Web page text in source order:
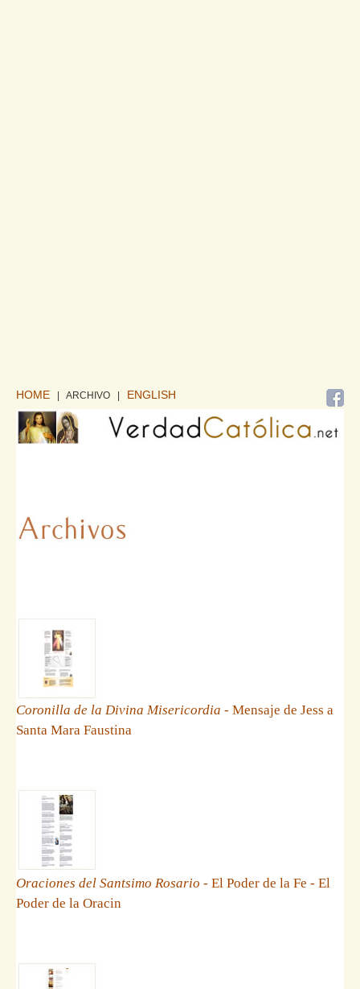
HOME | ARCHIVO ENGLISH
Coronilla de la Divina Misericordia - Mensaje de Jess a
Santa Mara Faustina
Oraciones del Santsimo Rosario - El Poder de la Fe - El
Poder de la Oracin